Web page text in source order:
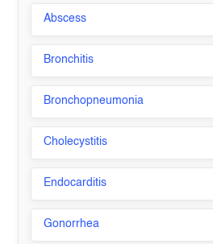
Abscess
Bronchitis
Bronchopneumonia
Cholecystitis
Endocarditis
Gonorrhea